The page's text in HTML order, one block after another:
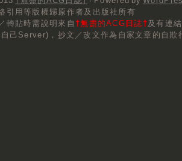
引用等版權歸原作者及出版社所有
轉貼時需說明來自 †無盡的ACG日誌†及有連
己Server)，抄文／改文作為自家文章的自欺